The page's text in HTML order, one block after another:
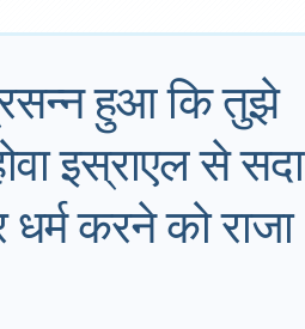
हुआ कि तुझे
इस्राएल से सदा
करने को राजा